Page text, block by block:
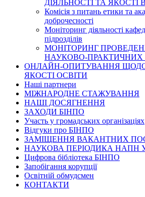
ДІЯЛЬНОСТІ ТА ЯКОСТІ
Комісія з питань етики та
доброчесності
Моніторинг діяльності
підрозділів
МОНІТОРИНГ
НАУКОВО-ПРАКТИЧНИХ
ОНЛАЙН-ОПИТУВАННЯ
ЯКОСТІ ОСВІТИ
Наші партнери
МІЖНАРОДНЕ СТАЖУВАННЯ
НАШІ ДОСЯГНЕННЯ
ЗАХОДИ БІНПО
Участь у громадських організаціях
Відгуки про БІНПО
ЗАМІЩЕННЯ ВАКАНТНИХ
НАУКОВА ПЕРІОДИКА НАПН
Цифрова бібліотека БІНПО
Запобігання корупції
Освітній обмудсмен
КОНТАКТИ